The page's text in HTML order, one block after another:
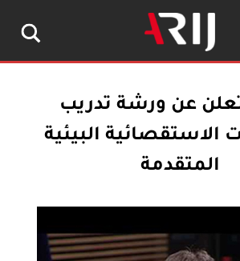
عن ورشة تدريب
الاستقصائية البيئية
المتقدمة